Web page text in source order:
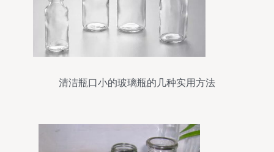
清洁瓶口小的玻璃瓶的几种实用方法